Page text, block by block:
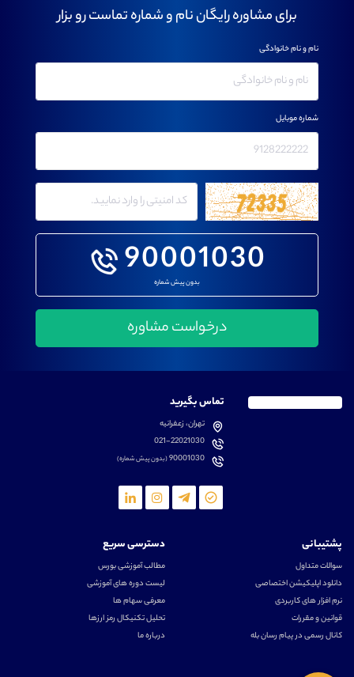
برای مشاوره رایگان نام و شماره تماست رو بزار
90001030
بدون پیش شماره
نام و نام خانوادگی
شماره موبایل
تماس بگیرید
تهران، زعفرانیه
021-22021030
90001030(بدون پیش شماره)
پشتیبانی
سوالات متداول
دانلود اپلیکیشن اختصاصی
نرم افزار های کاربردی
قوانین و مقررات
کانال رسمی در پیام رسان بله
دسترسی سریع
مطالب آموزشی بورس
لیست دوره های آموزشی
معرفی سهام ها
تحلیل تکنیکال رمز ارزها
درباره ما